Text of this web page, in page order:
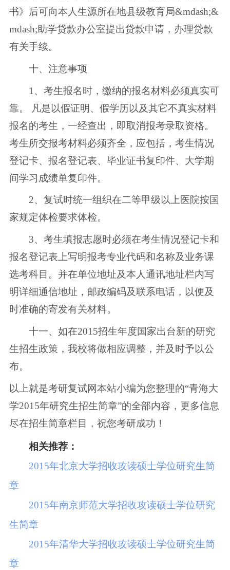
书》后可向本人生源所在地县级教育局&mdash;&
mdash;助学贷款办公室提出贷款申请，办理贷款
有关手续。
十、注意事项
1、考生报名时，缴纳的报名材料必须真实可
靠。 凡是以假证明、假学历以及其它不真实材料
报名的考生，一经查出，即取消报考录取资格。
考生所交报考材料必须齐全，应包括，考生情况
登记卡、报名登记表、毕业证书复印件、大学期
间学习成绩单复印件。
2、复试时统一组织在二等甲级以上医院按国
家规定体检要求体检。
3、考生填报志愿时必须在考生情况登记卡和
报名登记表上写明报考专业代码和名称及业务课
选考科目。并在单位地址及本人通讯地址栏内写
明详细通信地址，邮政编码及联系电话，以便及
时准确的寄发有关材料。
十一、如在2015招生年度国家出台新的研究
生招生政策，我校将做相应调整，并及时予以公
布。
以上就是考研复试网本站小编为您整理的“青海大
学2015年研究生招生简章”的全部内容，更多信息
尽在招生简章栏目，祝您考研成功！
相关推荐：
2015年北京大学招收攻读硕士学位研究生简
章
2015年南京师范大学招收攻读硕士学位研究
生简章
2015年清华大学招收攻读硕士学位研究生简
章